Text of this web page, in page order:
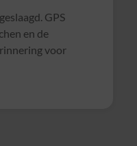
gedaan.
wat te druk op
waardoor het
Maar verder zeer